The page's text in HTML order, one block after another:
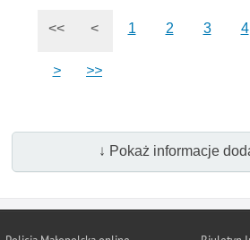
<< < 1 2 3 4
> >>
↓ Pokaż informacje